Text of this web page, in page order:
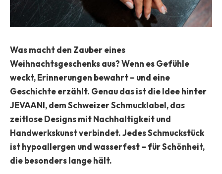
Was macht den Zauber eines
Weihnachtsgeschenks aus? Wenn es Gefühle
weckt, Erinnerungen bewahrt – und eine
Geschichte erzählt. Genau das ist die Idee hinter
JEVAANI, dem Schweizer Schmucklabel, das
zeitlose Designs mit Nachhaltigkeit und
Handwerkskunst verbindet. Jedes Schmuckstück
ist hypoallergen und wasserfest – für Schönheit,
die besonders lange hält.